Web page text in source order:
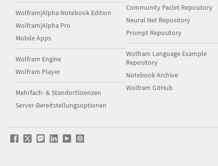
Wolfram|Alpha Notebook Edition
Wolfram|Alpha Pro
Mobile Apps
Wolfram Engine
Wolfram Player
Mehrfach- & Standortlizenzen
Server-Bereitstellungsoptionen
Community Paclet Repository
Neural Net Repository
Prompt Repository
Wolfram Language Example
Repository
Notebook Archive
Wolfram GitHub